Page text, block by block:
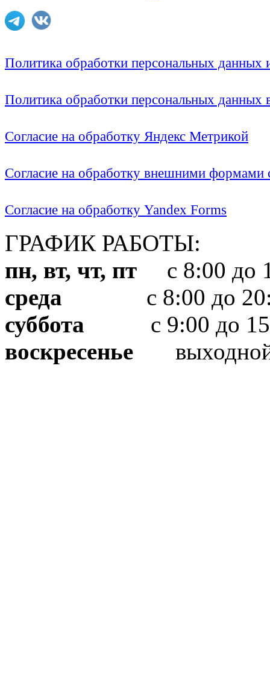
Политика обработки персональных
Политика обработки персональных
Согласие на обработку Яндекс Метрикой
Согласие на обработку внешними формами
Согласие на обработку Yandex Forms
ГРАФИК РАБОТЫ:
пн, вт, чт, пт с 8:00 до
среда с 8:00 до
суббота с 9:00 до
воскресенье